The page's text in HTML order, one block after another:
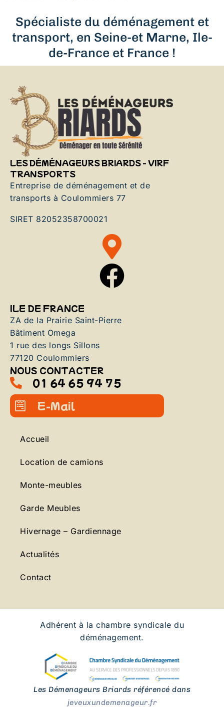
Spécialiste du déménagement et
transport, en Seine-et Marne, Ile-
de-France et France !
LES DÉMÉNAGEURS BRIARDS - VIRF
TRANSPORTS
Entreprise de déménagement et de
transports à Coulommiers 77
SIRET 82052358700021
ILE DE FRANCE
ZA de la Prairie Saint-Pierre
Bâtiment Omega
1 rue des longs Sillons
77120 Coulommiers
NOUS CONTACTER
01 64 65 94 75
E-Mail
Accueil
Location de camions
Monte-meubles
Garde Meubles
Hivernage – Gardiennage
Actualités
Contact
Adhérent à la chambre syndicale du
déménagement.
Les Démenageurs Briards référencé dans
jeveuxundemenageur.fr